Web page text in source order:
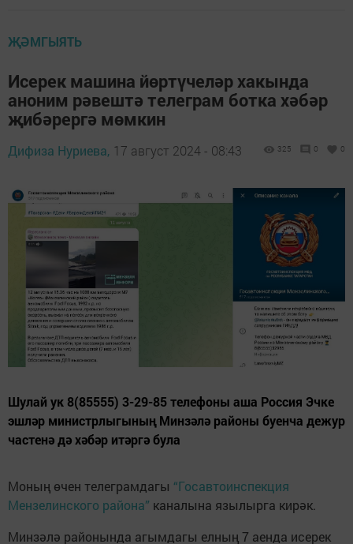
ҖӘМГЫЯТЬ
Исерек машина йөртүчеләр хакында
аноним рәвештә телеграм ботка хәбәр
җибәрергә мөмкин
Дифиза Нуриева, 17 август 2024 - 08:43 325 0 0
Шулай ук 8(85555) 3-29-85 телефоны аша Россия Эчке
эшләр министрлыгының Минзәлә районы буенча дежур
частенә дә хәбәр итәргә була
Моның өчен телеграмдагы “Госавтоинспекция
Мензелинского района” каналына язылырга кирәк.
Минзәлә районында агымдагы елның 7 аенда исерек